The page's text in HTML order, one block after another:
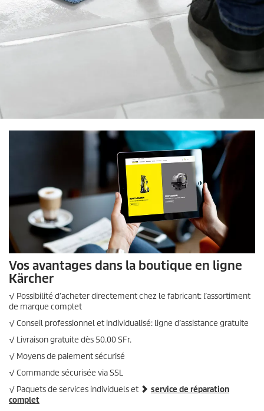
Vos avantages dans la boutique en ligne
Kärcher
√ Possibilité d’acheter directement chez le fabricant: l’assortiment
de marque complet
√ Conseil professionnel et individualisé: ligne d’assistance gratuite
√ Livraison gratuite dès 50.00 SFr.
√ Moyens de paiement sécurisé
√ Commande sécurisée via SSL
√ Paquets de services individuels et
service de réparation
complet